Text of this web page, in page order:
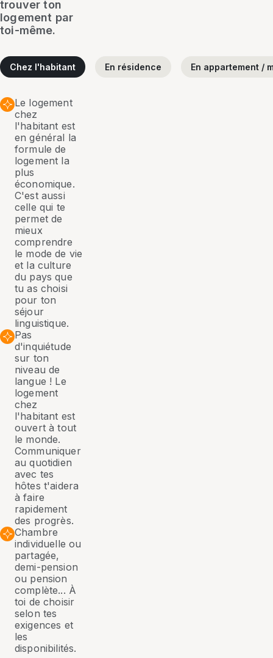
trouver ton
logement par
toi-même.
Chez l'habitant En résidence En appartement /
Le logement
chez
l'habitant est
en général la
formule de
logement la
plus
économique.
C'est aussi
celle qui te
permet de
mieux
comprendre
le mode de vie
et la culture
du pays que
tu as choisi
pour ton
séjour
linguistique.
Pas
d'inquiétude
sur ton
niveau de
langue ! Le
logement
chez
l'habitant est
ouvert à tout
le monde.
Communiquer
au quotidien
avec tes
hôtes t'aidera
à faire
rapidement
des progrès.
Chambre
individuelle ou
partagée,
demi-pension
ou pension
complète... À
toi de choisir
selon tes
exigences et
les
disponibilités.